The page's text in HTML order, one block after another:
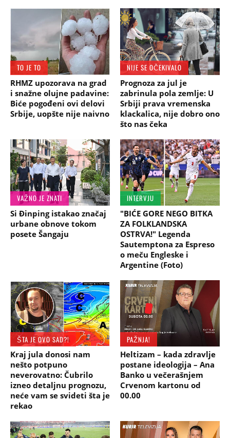
TO JE TO
RHMZ upozorava na grad
i snažne olujne padavine:
Biće pogođeni ovi delovi
Srbije, uopšte nije naivno
NIJE SE OČEKIVALO
Prognoza za jul je
zabrinula pola zemlje: U
Srbiji prava vremenska
klackalica, nije dobro ono
što nas čeka
VAŽNO JE ZNATI
​Si Đinping istakao značaj
urbane obnove tokom
posete Šangaju
INTERVJU
"BIĆE GORE NEGO BITKA
ZA FOLKLANDSKA
OSTRVA!" Legenda
Sautemptona za Espreso
o meču Engleske i
Argentine (Foto)
ŠTA JE OVO SAD?!
Kraj jula donosi nam
nešto potpuno
neverovatno: Čubrilo
izneo detaljnu prognozu,
neće vam se svideti šta je
rekao
PAŽNJA!
Heltizam – kada zdravlje
postane ideologija – Ana
Banko u večerašnjem
Crvenom kartonu od
00.00